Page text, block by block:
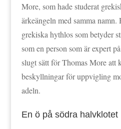
More, som hade studerat
ärkeängeln med samma
grekiska hythlos som betyder
som en person som är expert
slugt sätt för Thomas More att
beskyllningar för uppvigling
adeln.
En ö på södra halvklotet